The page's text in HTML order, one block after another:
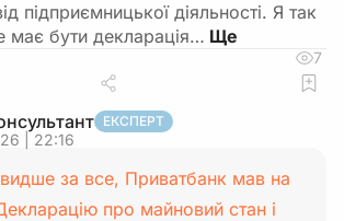
підприємницької діяльності. Я так
має бути декларація…
7
ЕКСПЕРТ
| 22:16
за все, Приватбанк мав на
про майновий стан і